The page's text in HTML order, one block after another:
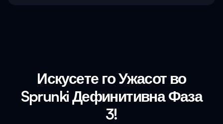
Искусете го Ужасот во
Sprunki Дефинитивна Фаза
3!